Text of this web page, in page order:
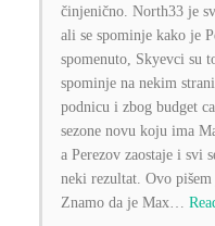
činjenično. North33 je
ali se spominje kako je
spomenuto, Skyevci su
spominje na nekim
podnicu i zbog budget
sezone novu koju ima
a Perezov zaostaje i svi
neki rezultat. Ovo
Znamo da je Max…